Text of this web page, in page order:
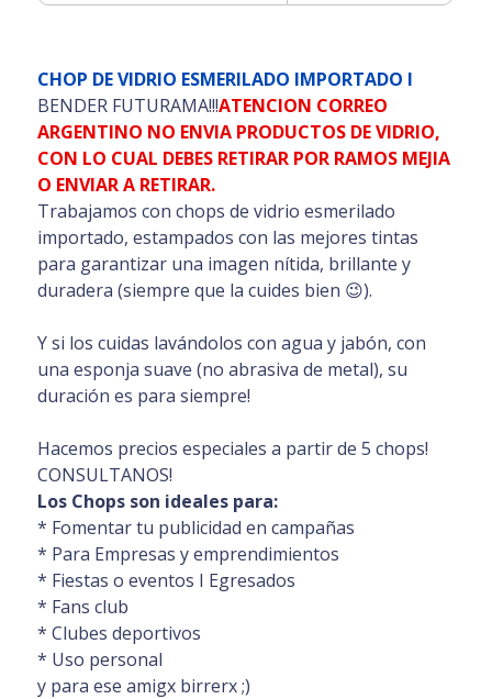
CHOP DE VIDRIO ESMERILADO IMPORTADO I
BENDER FUTURAMA!!!ATENCION CORREO
ARGENTINO NO ENVIA PRODUCTOS DE VIDRIO,
CON LO CUAL DEBES RETIRAR POR RAMOS MEJIA
O ENVIAR A RETIRAR.
Trabajamos con chops de vidrio esmerilado
importado, estampados con las mejores tintas
para garantizar una imagen nítida, brillante y
duradera (siempre que la cuides bien 😉).
Y si los cuidas lavándolos con agua y jabón, con
una esponja suave (no abrasiva de metal), su
duración es para siempre!
Hacemos precios especiales a partir de 5 chops!
CONSULTANOS!
Los Chops son ideales para:
* Fomentar tu publicidad en campañas
* Para Empresas y emprendimientos
* Fiestas o eventos I Egresados
* Fans club
* Clubes deportivos
* Uso personal
y para ese amigx birrerx ;)